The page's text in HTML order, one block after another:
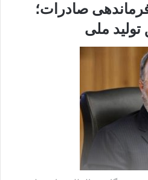
صادرات؛
ملی